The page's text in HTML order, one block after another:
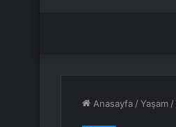
Anasayfa /Yaşam /